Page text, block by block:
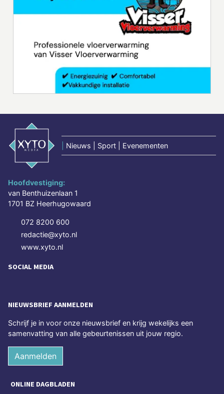
Nieuws | Sport | Evenementen
Hoofdvestiging:
van Benthuizenlaan 1
1701 BZ Heerhugowaard
072 8200 600
redactie@xyto.nl
www.xyto.nl
SOCIAL MEDIA
NIEUWSBRIEF AANMELDEN
Schrijf je in voor onze nieuwsbrief en krijg wekelijks een
samenvatting van alle gebeurtenissen uit jouw regio.
Aanmelden
ONLINE DAGBLADEN